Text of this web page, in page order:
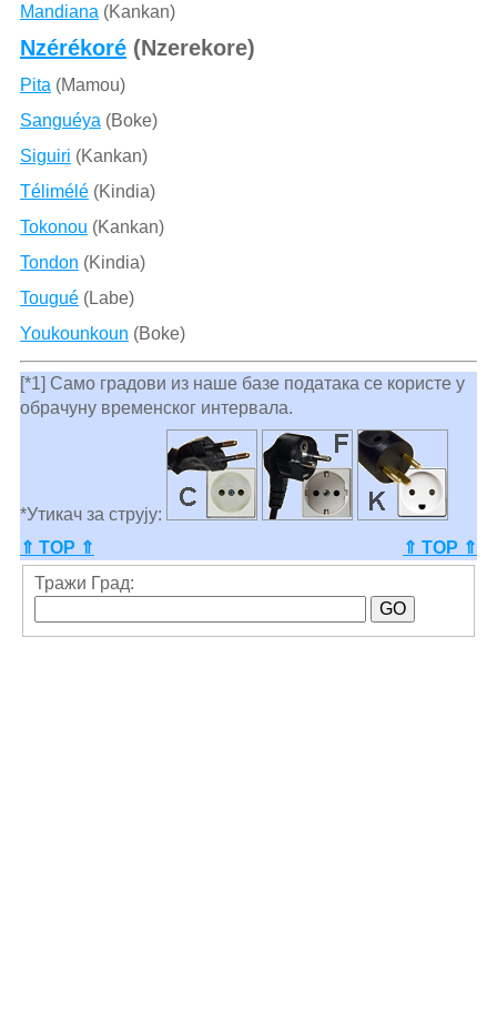
Mandiana (Kankan)
Nzérékoré(Nzerekore)
Pita (Mamou)
Sanguéya (Boke)
Siguiri (Kankan)
Télimélé(Kindia)
Tokonou (Kankan)
Tondon (Kindia)
Tougué(Labe)
Youkounkoun (Boke)
[*1] Само градови из наше базе података се користе у
обрачуну временског интервала.
*Утикач за струју:
⇑ TOP ⇑
⇑ TOP ⇑
Тражи Град: